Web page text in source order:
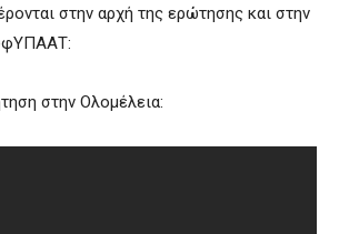
στην αρχή της ερώτησης και στην
στην Ολομέλεια: